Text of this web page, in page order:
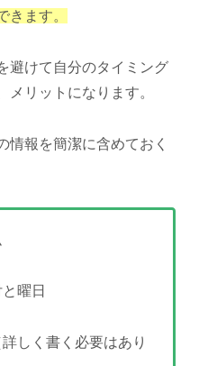
きます。
避けて自分のタイミング
メリットになります。
情報を簡潔に含めておく
曜日
しく書く必要はあり